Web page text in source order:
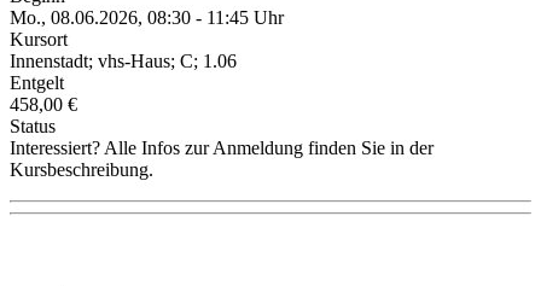
Mo., 08.06.2026, 08:30 - 11:45 Uhr
Kursort
Innenstadt; vhs-Haus; C; 1.06
Entgelt
458,00 €
Status
Interessiert? Alle Infos zur Anmeldung finden Sie in der
Kursbeschreibung.